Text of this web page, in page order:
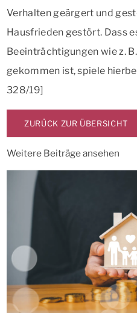
Verhalten geärgert und
Hausfrieden gestört. Dass
Beeinträchtigungen wie z.
gekommen ist, spiele
328/19]
ZURÜCK ZUR ÜBERSICHT
Weitere Beiträge ansehen